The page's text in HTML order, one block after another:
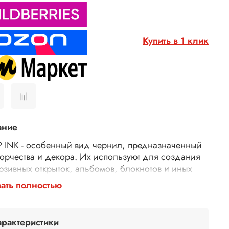
Купить в 1 клик
INK - особенный вид чернил, предназначенный
и декора. Их используют для создания
открыток, альбомов, блокнотов и иных
хендмейда. Эти чернила выделяются
к истиранию. В отличие от сухих красок, они
со штемпельными подушечками, штампами,
полностью